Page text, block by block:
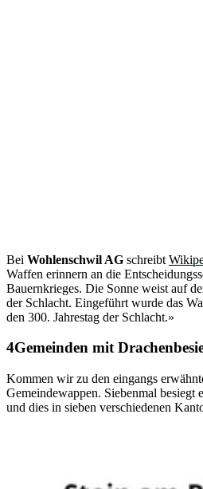
Bei Wohlenschwil AG schreibt
Waffen erinnern an die
Bauernkrieges. Die Sonne weist auf
der Schlacht. Eingeführt wurde das
den 300. Jahrestag der Schlacht.»
Gemeinden mit
Kommen wir zu den eingangs
Gemeindewappen. Siebenmal besiegt
und dies in sieben verschiedenen